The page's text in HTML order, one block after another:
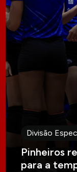
Divisão
Pinheiros
para a